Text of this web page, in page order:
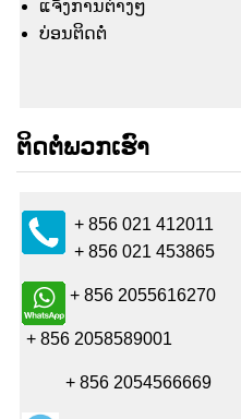
ແຈ້ງ​ການ​ຕ່າງໆ
ບ່ອນຕິດຕໍ່
ຕິດຕໍ່ພວກເຮົາ
+ 856 021 412011
+ 856 021 453865
+ 856 2055616270
+ 856 2058589001
+ 856 2054566669